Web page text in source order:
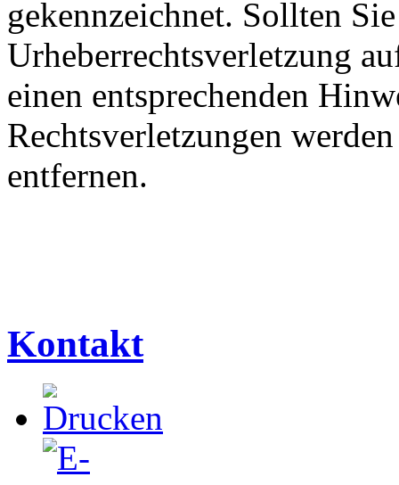
gekennzeichnet. Sollten
Urheberrechtsverletzung
einen entsprechenden
Rechtsverletzungen
entfernen.
Kontakt